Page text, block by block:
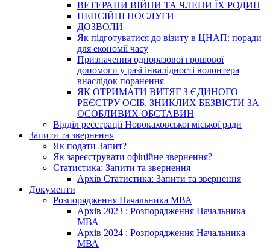
ВЕТЕРАНИ ВІЙНИ ТА ЧЛЕНИ ЇХ РОДИН
ПЕНСІЙНІ ПОСЛУГИ
ДОЗВОЛИ
Як підготуватися до візиту в ЦНАП: поради
для економії часу
Призначення одноразової грошової
допомоги у разі інвалідності волонтера
внаслідок поранення
ЯК ОТРИМАТИ ВИТЯГ З ЄДИНОГО
РЕЄСТРУ ОСІБ, ЗНИКЛИХ БЕЗВІСТИ ЗА
ОСОБЛИВИХ ОБСТАВИН
Відділ реєстрації Новокаховської міської ради
Запити та звернення
Як подати Запит?
Як зареєструвати офіційне звернення?
Статистика: Запити та звернення
Архів Статистика: Запити та звернення
Документи
Розпорядження Начальника МВА
Архів 2023 : Розпорядження Начальника
МВА
Архів 2024 : Розпорядження Начальника
МВА